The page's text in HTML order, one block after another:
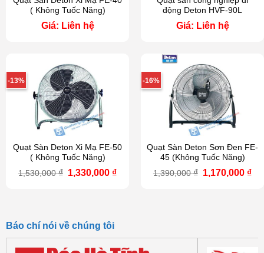
( Không Tuốc Năng)
Giá: Liên hệ
động Deton HVF-90L
Giá: Liên hệ
-13%
Quạt Sàn Deton Xi Mạ FE-50
( Không Tuốc Năng)
1,530,000₫ Giá
1,330,000 ₫Giá
-16%
Quạt Sàn Deton Sơn Đen FE-
45 (Không Tuốc Năng)
1,390,000₫ Giá
1,170,000 ₫
Báo chí nói về chúng tôi